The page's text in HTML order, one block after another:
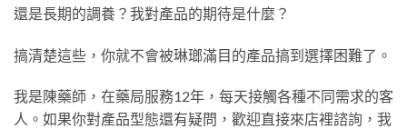
還是長期的調養？我對產品的期待是什麼？
搞清楚這些，你就不會被琳瑯滿目的產品搞到選擇困難了。
我是陳藥師，在藥局服務12年，每天接觸各種不同需求的客
人。如果你對產品型態還有疑問，歡迎直接來店裡諮詢，我